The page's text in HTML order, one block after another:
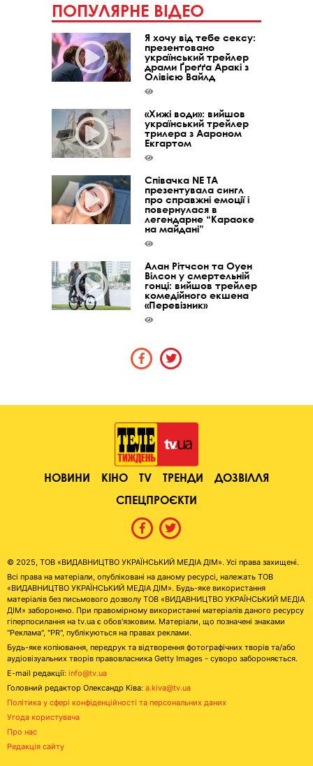
ПОПУЛЯРНЕ ВІДЕО
Я хочу від тебе сексу:
презентовано
український трейлер
драми Ґреґґа Аракі з
Олівією Вайлд
«Хижі води»: вийшов
український трейлер
трилера з Аароном
Екгартом
Співачка NE TA
презентувала сингл
про справжні емоції і
повернулася в
легендарне “Караоке
на майдані”
Алан Рітчсон та Оуен
Вілсон у смертельній
гонці: вийшов трейлер
комедійного екшена
«Перевізник»
НОВИНИ КІНО TV ТРЕНДИ
ДОЗВІЛЛЯ
СПЕЦПРОЄКТИ
© 2025, ТОВ «ВИДАВНИЦТВО УКРАЇНСЬКИЙ МЕДІА ДІМ». Усі права захищені.
Всі права на матеріали, опубліковані на даному ресурсі, належать ТОВ
«ВИДАВНИЦТВО УКРАЇНСЬКИЙ МЕДІА ДІМ». Будь-яке використання
матеріалів без письмового дозволу ТОВ «ВИДАВНИЦТВО УКРАЇНСЬКИЙ МЕДІА
ДІМ» заборонено. При правомірному використанні матеріалів даного ресурсу
гіперпосилання на tv.ua є обов'язковим. Матеріали, що позначені знаками
"Реклама", "PR", публікуються на правах реклами.
Будь-яке копіювання, передрук та відтворення фотографічних творів та/або
аудіовізуальних творів правовласника Getty Images - суворо забороняється.
E-mail редакції: info@tv.ua
Головний редактор Олександр Ківа: a.kiva@tv.ua
Політика у сфері конфіденційності та персональних даних
Угода користувача
Про нас
Редакція сайту